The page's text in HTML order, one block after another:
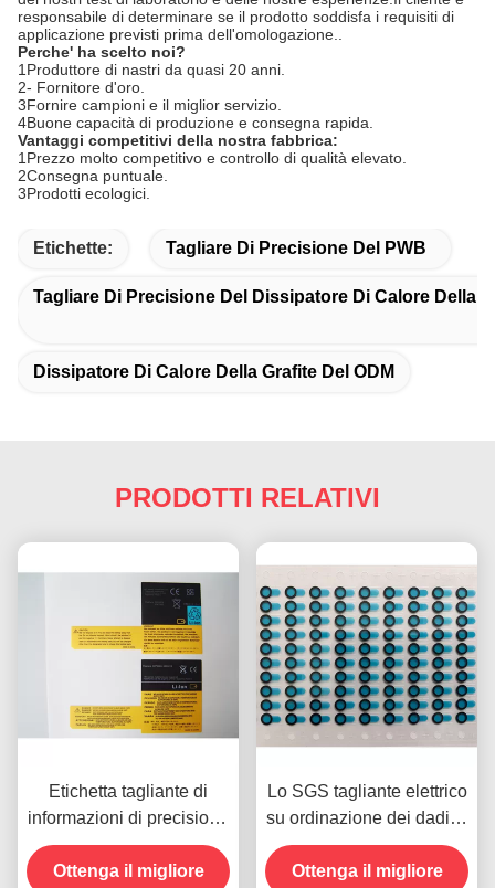
responsabile di determinare se il prodotto soddisfa i requisiti di
applicazione previsti prima dell'omologazione..
Perche' ha scelto noi?
1Produttore di nastri da quasi 20 anni.
2- Fornitore d'oro.
3Fornire campioni e il miglior servizio.
4Buone capacità di produzione e consegna rapida.
Vantaggi competitivi della nostra fabbrica:
1Prezzo molto competitivo e controllo di qualità elevato.
2Consegna puntuale.
3Prodotti ecologici.
Etichette: Tagliare Di Precisione Del PWB
Tagliare Di Precisione Del Dissipatore Di Calore Della
Dissipatore Di Calore Della Grafite Del ODM
PRODOTTI RELATIVI
Etichetta tagliante di
informazioni di precisione
su ordinazione per il
telefono cellulare
Ottenga il migliore
Lo SGS tagliante elettrico
su ordinazione dei dadi di
taglio di precisione della
lente di Windows ha
Ottenga il migliore